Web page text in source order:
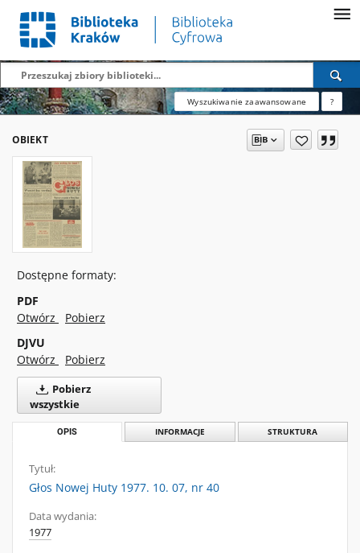
Wyszukiwanie zaawansowane ?
OBIEKT
Dostępne formaty:
PDF
Otwórz
Pobierz
DJVU
Otwórz
Pobierz
Pobierz
wszystkie
OPIS INFORMACJE STRUKTURA
Tytuł:
Głos Nowej Huty 1977. 10. 07, nr 40
Data wydania:
1977